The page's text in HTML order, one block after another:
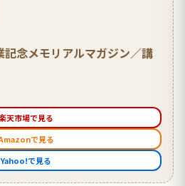
記念メモリアルマガジン／講
天市場で見る
で見る
Yahoo!で見る